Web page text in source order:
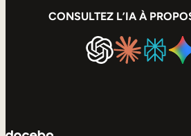
CONSULTEZ L’IA À